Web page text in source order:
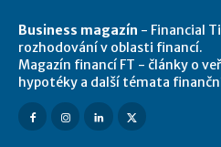
Business magazín - Financial
rozhodování v oblasti financí.
Magazín financí FT - články o
hypotéky a další témata